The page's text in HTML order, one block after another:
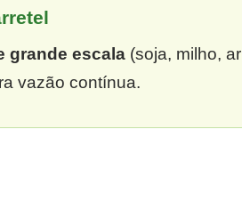
grande escala (soja, milho,
vazão contínua.